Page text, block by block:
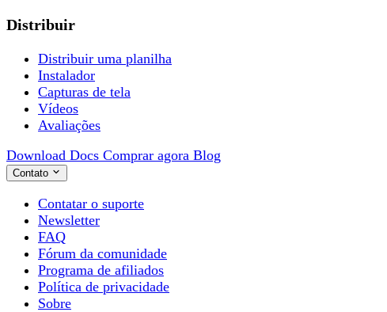
Distribuir
Distribuir uma planilha
Instalador
Capturas de tela
Vídeos
Avaliações
Download Docs Comprar agora Blog
Contato
Contatar o suporte
Newsletter
FAQ
Fórum da comunidade
Programa de afiliados
Política de privacidade
Sobre